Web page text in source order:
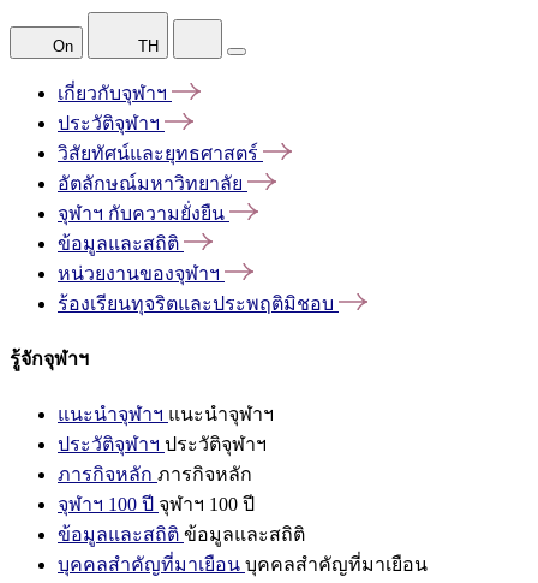
On TH
เกี่ยวกับจุฬาฯ
ประวัติจุฬาฯ
วิสัยทัศน์และยุทธศาสตร์
อัตลักษณ์มหาวิทยาลัย
จุฬาฯ กับความยั่งยืน
ข้อมูลและสถิติ
หน่วยงานของจุฬาฯ
ร้องเรียนทุจริตและประพฤติมิชอบ
รู้จักจุฬาฯ
แนะนำจุฬาฯ แนะนำจุฬาฯ
ประวัติจุฬาฯ ประวัติจุฬาฯ
ภารกิจหลัก ภารกิจหลัก
จุฬาฯ 100 ปี จุฬาฯ 100 ปี
ข้อมูลและสถิติ ข้อมูลและสถิติ
บุคคลสำคัญที่มาเยือน บุคคลสำคัญที่มาเยือน